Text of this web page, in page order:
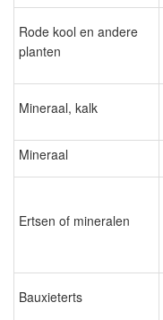
Rode kool en andere
planten
Mineraal, kalk
Mineraal
Ertsen of mineralen
Bauxieterts